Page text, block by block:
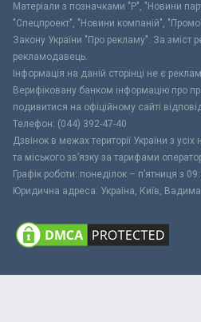
Матеріали з позначками "Р", "Новини
"Спецпроект", "Новини компаній",
Закону України "Про рекламу". За зміст
рекламодавець.
Інформація на даній сторінці не є
Верифіковану банком інформацію про
подивитися на офіційному сайті
Телефон: (044) 392-47-40
Дзвінок в межах території України з
та міського зв’язку за тарифами
Графік роботи: понеділок – п’ятниця з
Юридична адреса: Україна, Київ,